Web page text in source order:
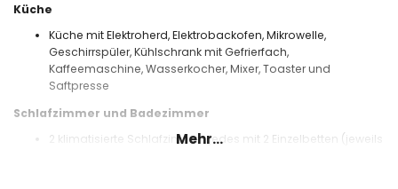
Küche
Küche mit Elektroherd, Elektrobackofen, Mikrowelle,
Geschirrspüler, Kühlschrank mit Gefrierfach,
Kaffeemaschine, Wasserkocher, Mixer, Toaster und
Saftpresse
Schlafzimmer und Badezimmer
2 klimatisierte Schlafzimmer, jedes mit 2 Einzelbetten (jeweils
Mehr...